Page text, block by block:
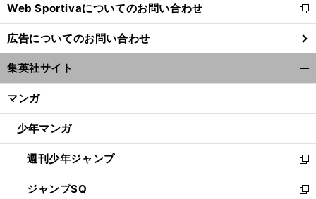
く
Web Sportivaについてのお問い合わせ
新
し
い
ウ
ィ
ン
ウ
開
く
広告についてのお問い合わせ
集英社サイト
マンガ
少年マンガ
週刊少年ジャンプ
新
し
い
ジャンプSQ
新